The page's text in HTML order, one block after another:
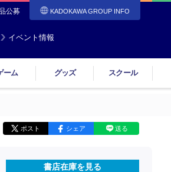
公募 KADOKAWA GROUP INFO
イベント情報
ーム グッズ スクール
ポスト シェア 送る
書店在庫を見る